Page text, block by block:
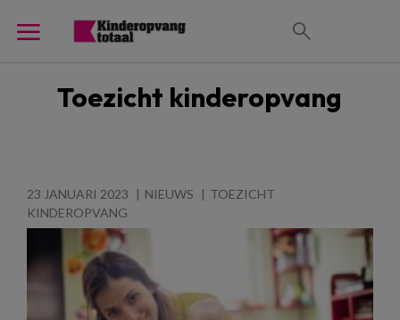
Toezicht kinderopvang
23 JANUARI 2023 NIEUWS
TOEZICHT
KINDEROPVANG